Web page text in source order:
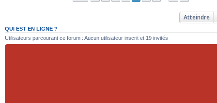
Atteindre
QUI EST EN LIGNE ?
Utilisateurs parcourant ce forum : Aucun utilisateur inscrit et 19 invités